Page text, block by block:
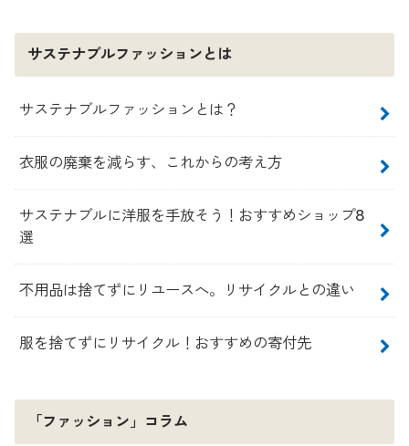
サステナブルファッションとは
サステナブルファッションとは？
衣服の廃棄を減らす、これからの考え方
サステナブルに洋服を手放そう！おすすめショップ8
選
不用品は捨てずにリユースへ。リサイクルとの違い
服を捨てずにリサイクル！おすすめの寄付先
「ファッション」コラム